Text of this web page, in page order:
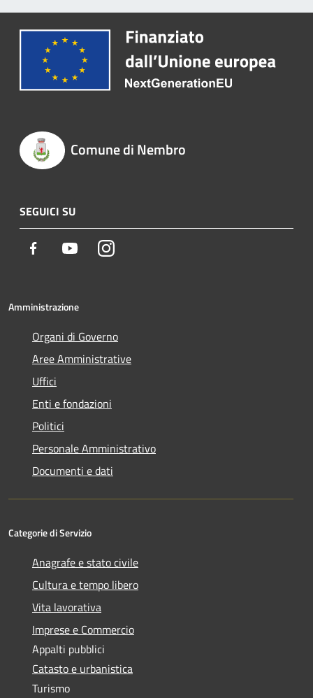
Comune di Nembro
SEGUICI SU
Facebook YoutubeInstagram
Amministrazione
Organi di Governo
Aree Amministrative
Uffici
Enti e fondazioni
Politici
Personale Amministrativo
Documenti e dati
Categorie di Servizio
Anagrafe e stato civile
Cultura e tempo libero
Vita lavorativa
Imprese e Commercio
Appalti pubblici
Catasto e urbanistica
Turismo